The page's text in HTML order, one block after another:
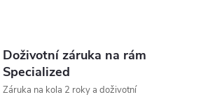
Doživotní záruka na rám
Specialized
Záruka na kola 2 roky a doživotní